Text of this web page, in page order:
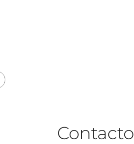
Contacto